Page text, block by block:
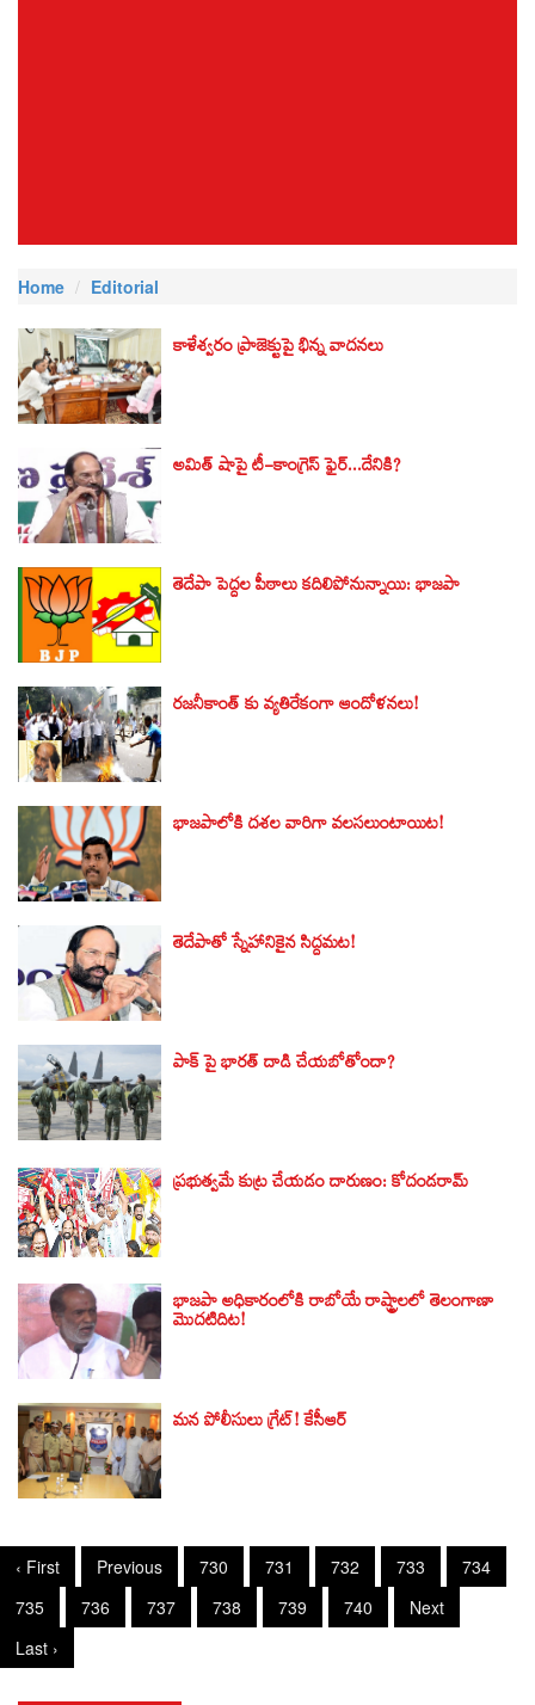
Home Editorial
కాళేశ్వరం ప్రాజెక్టుపై భిన్న వాదనలు
అమిత్ షాపై టీ-కాంగ్రెస్ ఫైర్...దేనికి?
తెదేపా పెద్దల పీఠాలు కదిలిపోనున్నాయి: భాజపా
రజనీకాంత్ కు వ్యతిరేకంగా ఆందోళనలు!
భాజపాలోకి దశల వారిగా వలసలుంటాయిట!
తెదేపాతో స్నేహానికైన సిద్దమట!
పాక్ పై భారత్ దాడి చేయబోతోందా?
ప్రభుత్వమే కుట్ర చేయడం దారుణం: కోదండరామ్
భాజపా అధికారంలోకి రాబోయే రాష్ట్రాలలో తెలంగాణా
మొదటిదిట!
మన పోలీసులు గ్రేట్! కేసీఆర్
‹ First Previous 730 731 732 733
734
735
736 737 738 739 740
Next
Last ›